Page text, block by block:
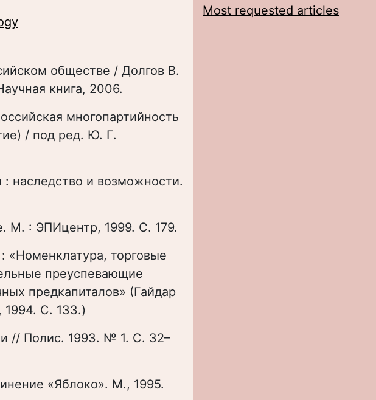
обществе / Долгов В.
книга, 2006.
многопартийность
/ под ред. Ю. Г.
наследство и возможности.
М. : ЭПИцентр, 1999. С. 179.
«Номенклатура, торговые
преуспевающие
предкапиталов» (Гайдар
С. 133.)
// Полис. 1993. № 1. С. 32–
«Яблоко». М., 1995.
Most requested articles